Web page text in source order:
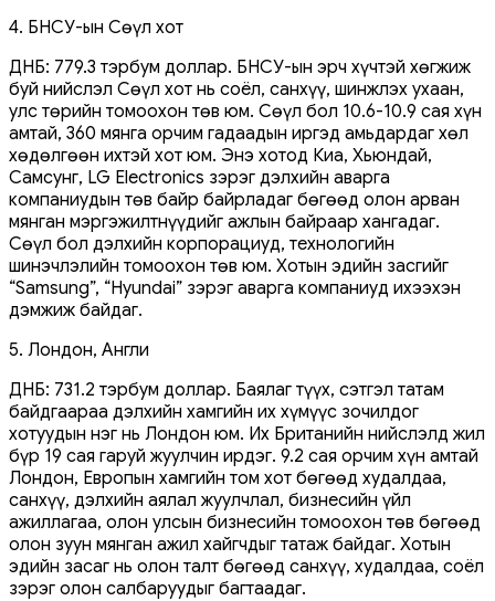
4. БНСУ-ын Сөүл хот
ДНБ: 779.3 тэрбум доллар. БНСУ-ын эрч хүчтэй хөгжиж
буй нийслэл Сөүл хот нь соёл, санхүү, шинжлэх ухаан,
улс төрийн томоохон төв юм. Сөүл бол 10.6-10.9 сая хүн
амтай, 360 мянга орчим гадаадын иргэд амьдардаг хөл
хөдөлгөөн ихтэй хот юм. Энэ хотод Киа, Хьюндай,
Самсунг, LG Electronics зэрэг дэлхийн аварга
компаниудын төв байр байрладаг бөгөөд олон арван
мянган мэргэжилтнүүдийг ажлын байраар хангадаг.
Сөүл бол дэлхийн корпорациуд, технологийн
шинэчлэлийн томоохон төв юм. Хотын эдийн засгийг
“Samsung”, “Hyundai” зэрэг аварга компаниуд ихээхэн
дэмжиж байдаг.
5. Лондон, Англи
ДНБ: 731.2 тэрбум доллар. Баялаг түүх, сэтгэл татам
байдгаараа дэлхийн хамгийн их хүмүүс зочилдог
хотуудын нэг нь Лондон юм. Их Британийн нийслэлд жил
бүр 19 сая гаруй жуулчин ирдэг. 9.2 сая орчим хүн амтай
Лондон, Европын хамгийн том хот бөгөөд худалдаа,
санхүү, дэлхийн аялал жуулчлал, бизнесийн үйл
ажиллагаа, олон улсын бизнесийн томоохон төв бөгөөд
олон зуун мянган ажил хайгчдыг татаж байдаг. Хотын
эдийн засаг нь олон талт бөгөөд санхүү, худалдаа, соёл
зэрэг олон салбаруудыг багтаадаг.